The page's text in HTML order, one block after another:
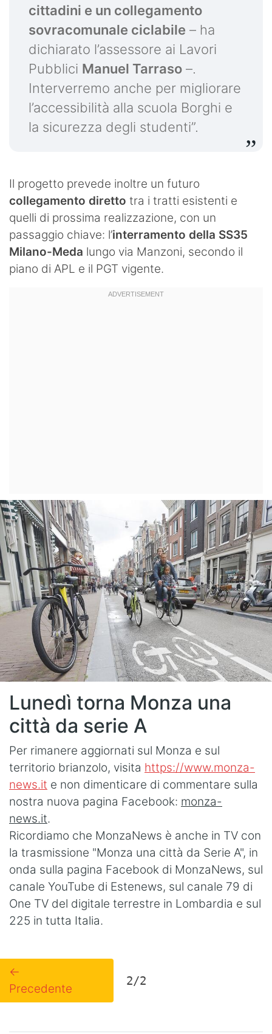
cittadini e un collegamento
sovracomunale ciclabile – ha
dichiarato l’assessore ai Lavori
Pubblici Manuel Tarraso –.
Interverremo anche per migliorare
l’accessibilità alla scuola Borghi e
la sicurezza degli studenti”.
Il progetto prevede inoltre un futuro
collegamento diretto tra i tratti esistenti e
quelli di prossima realizzazione, con un
passaggio chiave: l’interramento della SS35
Milano-Meda lungo via Manzoni, secondo il
piano di APL e il PGT vigente.
Lunedì torna Monza una
città da serie A
Per rimanere aggiornati sul Monza e sul
territorio brianzolo, visita https://www.monza-
news.it e non dimenticare di commentare sulla
nostra nuova pagina Facebook: monza-
news.it.
Ricordiamo che MonzaNews è anche in TV con
la trasmissione "Monza una città da Serie A", in
onda sulla pagina Facebook di MonzaNews, sul
canale YouTube di Estenews, sul canale 79 di
One TV del digitale terrestre in Lombardia e sul
225 in tutta Italia.
←
Precedente
2/2